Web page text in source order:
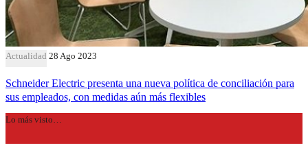
Actualidad 28 Ago 2023
Schneider Electric presenta una nueva política de conciliación para
sus empleados, con medidas aún más flexibles
Lo más visto…